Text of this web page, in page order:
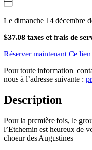
Le dimanche 14 décembre
$37.08 taxes et frais de
Réserver maintenant Ce lien
Pour toute information,
nous à l’adresse suivante :
Description
Pour la première fois, le
l’Etchemin est heureux de
choeur des Augustines.